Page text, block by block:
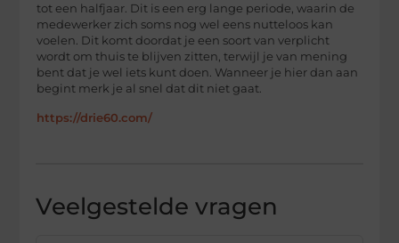
tot een halfjaar. Dit is een erg lange periode, waarin de
medewerker zich soms nog wel eens nutteloos kan
voelen. Dit komt doordat je een soort van verplicht
wordt om thuis te blijven zitten, terwijl je van mening
bent dat je wel iets kunt doen. Wanneer je hier dan aan
begint merk je al snel dat dit niet gaat.
https://drie60.com/
Veelgestelde vragen